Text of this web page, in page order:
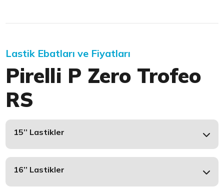
Lastik Ebatları ve Fiyatları
Pirelli P Zero Trofeo
RS
15’’ Lastikler
16’’ Lastikler